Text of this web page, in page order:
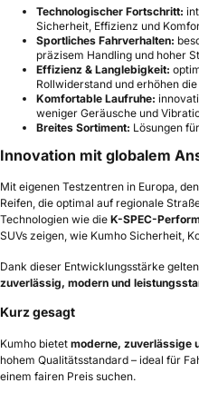
Technologischer Fortschritt:
Sicherheit, Effizienz und
Sportliches Fahrverhalten:
präzisem Handling und hoher
Effizienz & Langlebigkeit:
Rollwiderstand und erhöhen
Komfortable Laufruhe:
weniger Geräusche und
Breites Sortiment: Lösungen
Innovation mit globalem
Mit eigenen Testzentren in Europa,
Reifen, die optimal auf regionale
Technologien wie die K-SPEC-
SUVs zeigen, wie Kumho Sicherheit,
Dank dieser Entwicklungsstärke
zuverlässig, modern und
Kurz gesagt
Kumho bietet moderne, zuverlässige
hohem Qualitätsstandard – ideal für
einem fairen Preis suchen.